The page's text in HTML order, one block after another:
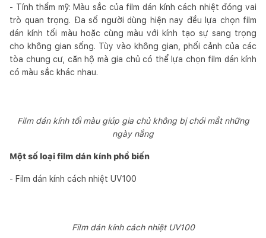
- Tính thẩm mỹ: Màu sắc của film dán kính cách nhiệt đóng vai
trò quan trọng. Đa số người dùng hiện nay đều lựa chọn film
dán kính tối màu hoặc cùng màu với kính tạo sự sang trọng
cho không gian sống. Tùy vào không gian, phối cảnh của các
tòa chung cư, căn hộ mà gia chủ có thể lựa chọn film dán kính
có màu sắc khác nhau.
Film dán kính tối màu giúp gia chủ không bị chói mắt những
ngày nắng
Một số loại film dán kính phổ biến
- Film dán kính cách nhiệt UV100
Film dán kính cách nhiệt UV100